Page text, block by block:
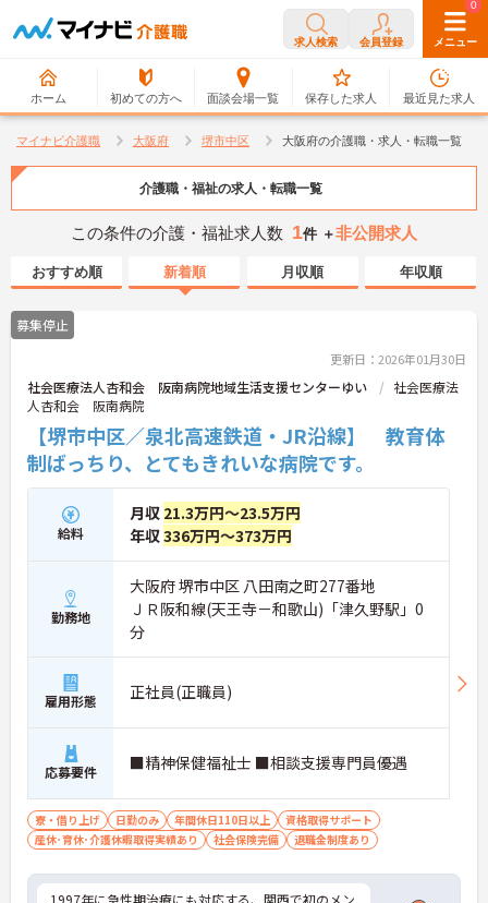
求人検索 会員登録 メニュー
ホーム 初めての方へ 面談会場一覧
0
保存した求人
0
最近見た求人
マイナビ介護職 大阪府 堺市中区 大阪府の介護職・求人・転職一覧
介護職・福祉の求人・転職一覧
この条件の介護・福祉求人数 1件 ＋非公開求人
おすすめ順 新着順 月収順 年収順
募集停止
更新日：2026年01月30日
社会医療法人杏和会 阪南病院地域生活支援センターゆい
社会医療法
人杏和会 阪南病院
【堺市中区／泉北高速鉄道・JR沿線】 教育体
制ばっちり、とてもきれいな病院です。
給料
月収 21.3万円～23.5万円
年収336万円～373万円
勤務地
大阪府 堺市中区 八田南之町277番地
ＪＲ阪和線(天王寺－和歌山)「津久野駅」0
分
雇用形態 正社員(正職員)
応募要件 ■精神保健福祉士 ■相談支援専門員優遇
寮・借り上げ 日勤のみ 年間休日110日以上
資格取得サポート
産休･育休･介護休暇取得実績あり
社会保険完備 退職金制度あり
1997年に急性期治療にも対応する、関西で初のメン